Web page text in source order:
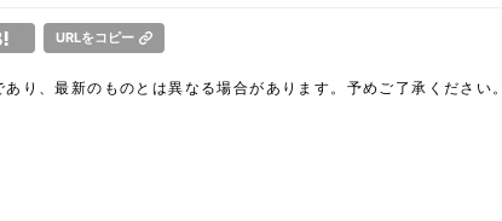
URLをコピー
り、最新のものとは異なる場合があります。予めご了承ください。